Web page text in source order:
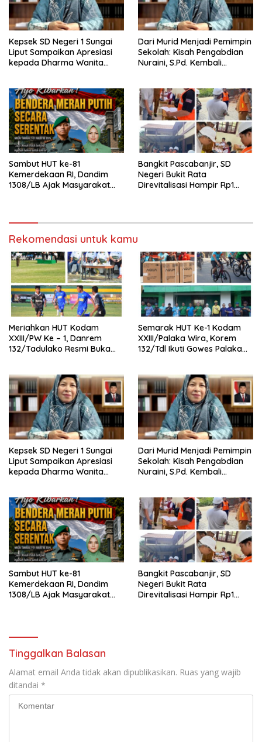
Kepsek SD Negeri 1 Sungai
Liput Sampaikan Apresiasi
kepada Dharma Wanita
Sekolah
Dari Murid Menjadi Pemimpin
Sekolah: Kisah Pengabdian
Nuraini, S.Pd. Kembali
Sambut HUT ke-81
Kemerdekaan RI, Dandim
1308/LB Ajak Masyarakat
Bangkit Pascabanjir, SD
Negeri Bukit Rata
Direvitalisasi Hampir Rp1
Rekomendasi untuk kamu
Meriahkan HUT Kodam
XXIII/PW Ke – 1, Danrem
132/Tadulako Resmi Buka
2026.
Semarak HUT Ke-1 Kodam
XXIII/Palaka Wira, Korem
132/Tdl Ikuti Gowes Palaka
Kepsek SD Negeri 1 Sungai
Liput Sampaikan Apresiasi
kepada Dharma Wanita
Sekolah
Dari Murid Menjadi Pemimpin
Sekolah: Kisah Pengabdian
Nuraini, S.Pd. Kembali
Sambut HUT ke-81
Kemerdekaan RI, Dandim
1308/LB Ajak Masyarakat
Bangkit Pascabanjir, SD
Negeri Bukit Rata
Direvitalisasi Hampir Rp1
Tinggalkan Balasan
Alamat email Anda tidak akan dipublikasikan. Ruas yang wajib
ditandai *